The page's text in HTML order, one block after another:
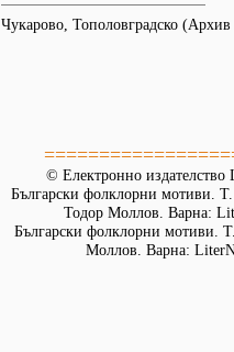
Чукарово, Тополовградско
© Електронно издателство
Български фолклорни мотиви.
Тодор Моллов. Варна:
Български фолклорни мотиви.
Моллов. Варна: